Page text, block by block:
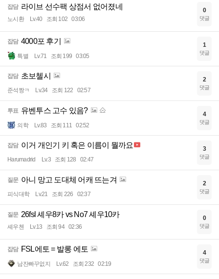
잡담 라이브 선수팩 상점서 없어졌네
노시환 Lv.40 조회 102 03:06
0
댓글
잡담 4000포 후기
특별 Lv.71 조회 199 03:05
1
댓글
잡담 초보첼시
준석짱ㅋ Lv.34 조회 122 02:57
2
댓글
투표 유벤투스 고수 있음?
의학 Lv.83 조회 111 02:52
4
댓글
잡담 이거 개인기 키 혹은 이름이 뭘까요
Harumadrid Lv.3 조회 128 02:47
3
댓글
질문 아니 망고 도대체 어캐 뜨는겨
피식대학 Lv.21 조회 226 02:37
2
댓글
질문 26fsl 셰우8카 vs No7 셰우10카
셰우첸 Lv.13 조회 94 02:36
0
댓글
잡담 FSL에토 = 발롱 에토
남잔빠꾸없지 Lv.62 조회 232 02:19
4
댓글